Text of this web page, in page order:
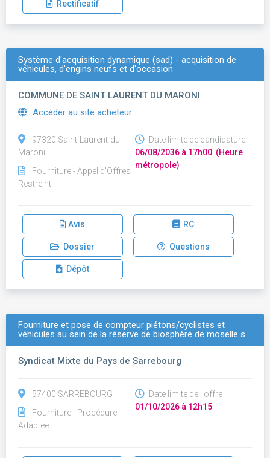
Rectificatif
Système d'acquisition dynamique (sad) - acquisition de
véhicules, d'engins neufs et d'occasion
COMMUNE DE SAINT LAURENT DU MARONI
Accéder au site acheteur
97320 Saint-Laurent-du-
Maroni
Fourniture - Appel d'Offres
Restreint
Date limite de candidature :
06/08/2036 à 17h00 (Heure
métropole)
Avis RC
Dossier Questions
Dépôt
Fourniture et pose de compteur piétons/cyclistes et
véhicules au sein de la réserve de biosphère de moselle s…
Syndicat Mixte du Pays de Sarrebourg
57400 SARREBOURG
Fourniture - Procédure
Adaptée
Date limite de l'offre :
01/10/2026 à 12h15